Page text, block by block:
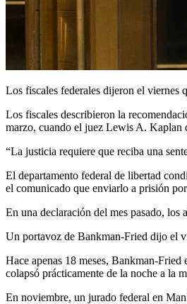
Los fiscales federales dijeron el
Los fiscales describieron la
marzo, cuando el juez Lewis A. Kaplan
“La justicia requiere que reciba una
El departamento federal de libertad
el comunicado que enviarlo a prisión
En una declaración del mes pasado,
Un portavoz de Bankman-Fried dijo el
Hace apenas 18 meses, Bankman-
colapsó prácticamente de la noche a la
En noviembre, un jurado federal en